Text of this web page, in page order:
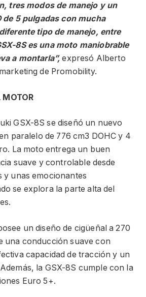
tres modos de manejo y un
de 5 pulgadas con mucha
tipo de manejo, entre
8S es una moto maniobrable
a montarla”, expresó Alberto
de Promobility.
MOTOR
GSX-8S se diseñó un nuevo
paralelo de 776 cm3 DOHC y 4
La moto entrega un buen
suave y controlable desde
y unas emocionantes
se explora la parte alta del
un diseño de cigüeñal a 270
una conducción suave con
capacidad de tracción y un
la GSX-8S cumple con la
Euro 5+.